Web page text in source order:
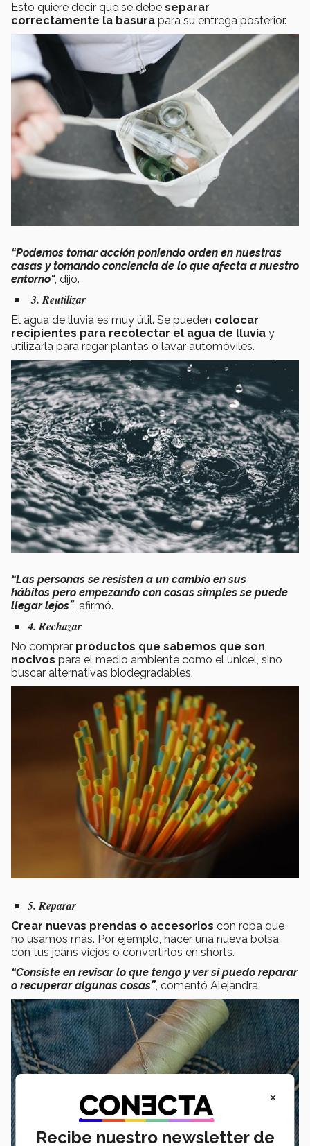
Esto quiere decir que se debe separar
correctamente la basura para su entrega posterior.
“Podemos tomar acción poniendo orden en nuestras
casas y tomando conciencia de lo que afecta a nuestro
entorno", dijo.
3. Reutilizar
El agua de lluvia es muy útil. Se pueden colocar
recipientes para recolectar el agua de lluvia y
utilizarla para regar plantas o lavar automóviles.
“Las personas se resisten a un cambio en sus
hábitos pero empezando con cosas simples se puede
llegar lejos”, afirmó.
4. Rechazar
No comprar productos que sabemos que son
nocivos para el medio ambiente como el unicel, sino
buscar alternativas biodegradables.
5. Reparar
Crear nuevas prendas o accesorios con ropa que
no usamos más. Por ejemplo, hacer una nueva bolsa
con tus jeans viejos o convertirlos en shorts.
“Consiste en revisar lo que tengo y ver si puedo reparar
o recuperar algunas cosas”, comentó Alejandra.
×
Recibe nuestro newsletter de